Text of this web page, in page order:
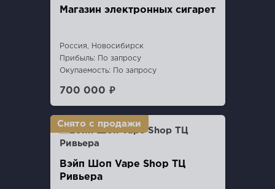
Магазин электронных сигарет
Россия, Новосибирск
Прибыль: По запросу
Окупаемость: По запросу
700 000 ₽
Вэйп Шоп Vape Shop ТЦ
Ривьера